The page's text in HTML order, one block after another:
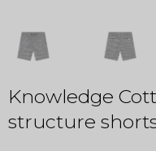
Knowledge
structure